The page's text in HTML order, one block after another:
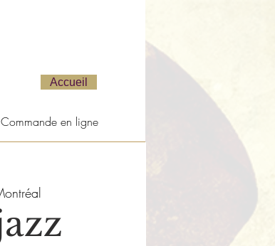
Accueil
Commande en ligne